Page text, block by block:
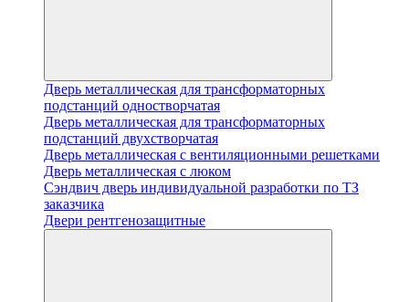
Дверь металлическая для трансформаторных
подстанций одностворчатая
Дверь металлическая для трансформаторных
подстанций двухстворчатая
Дверь металлическая с вентиляционными решетками
Дверь металлическая с люком
Cэндвич дверь индивидуальной разработки по ТЗ
заказчика
Двери рентгенозащитные